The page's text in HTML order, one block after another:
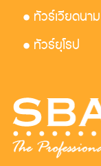
• ทัวร์เวียดนาม
• ทัวร์ยุโรป